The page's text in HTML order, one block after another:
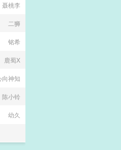
聂桃李
二狮
铭希
鹿蜀X
向神知
陈小铃
幼久